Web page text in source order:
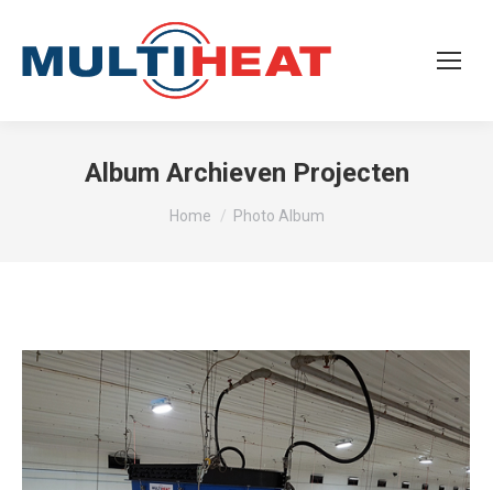
Album Archieven Projecten
Je bent hier:
Home Photo Album